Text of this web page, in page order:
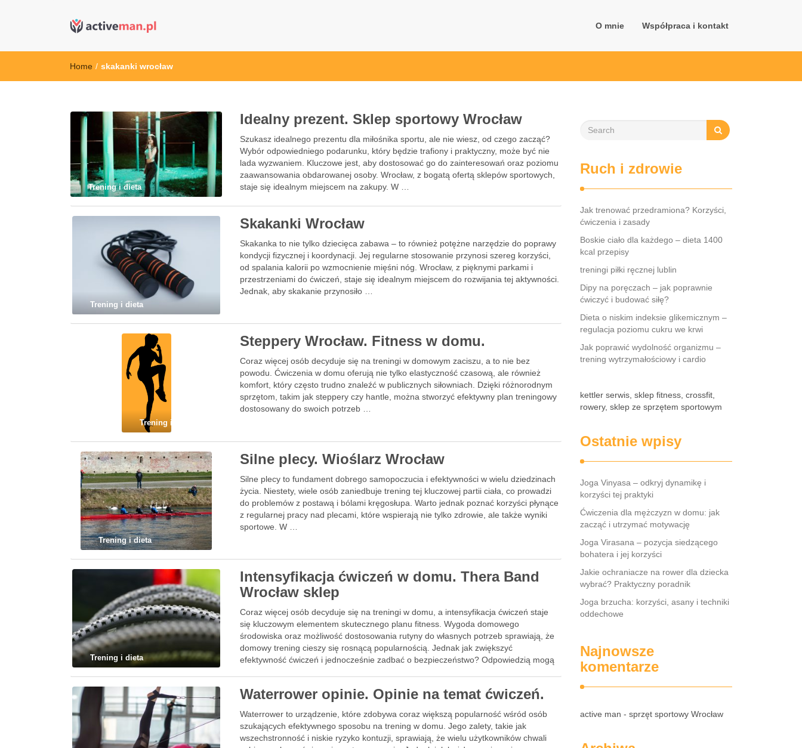
kettler serwis, sklep fitness, crossfit, rowery, sklep ze sprzętem sportowym
O mnie Współpraca i kontakt
Home / skakanki wrocław
Trening i dieta
Idealny prezent. Sklep sportowy Wrocław
Szukasz idealnego prezentu dla miłośnika sportu, ale nie wiesz, od czego zacząć?
Wybór odpowiedniego podarunku, który będzie trafiony i praktyczny, może być nie
lada wyzwaniem. Kluczowe jest, aby dostosować go do zainteresowań oraz poziomu
zaawansowania obdarowanej osoby. Wrocław, z bogatą ofertą sklepów sportowych,
staje się idealnym miejscem na zakupy. W …
Trening i dieta
Skakanki Wrocław
Skakanka to nie tylko dziecięca zabawa – to również potężne narzędzie do poprawy
kondycji fizycznej i koordynacji. Jej regularne stosowanie przynosi szereg korzyści,
od spalania kalorii po wzmocnienie mięśni nóg. Wrocław, z pięknymi parkami i
przestrzeniami do ćwiczeń, staje się idealnym miejscem do rozwijania tej aktywności.
Jednak, aby skakanie przynosiło …
Trening i dieta
Steppery Wrocław. Fitness w domu.
Coraz więcej osób decyduje się na treningi w domowym zaciszu, a to nie bez
powodu. Ćwiczenia w domu oferują nie tylko elastyczność czasową, ale również
komfort, który często trudno znaleźć w publicznych siłowniach. Dzięki różnorodnym
sprzętom, takim jak steppery czy hantle, można stworzyć efektywny plan treningowy
dostosowany do swoich potrzeb …
Trening i dieta
Silne plecy. Wioślarz Wrocław
Silne plecy to fundament dobrego samopoczucia i efektywności w wielu dziedzinach
życia. Niestety, wiele osób zaniedbuje trening tej kluczowej partii ciała, co prowadzi
do problemów z postawą i bólami kręgosłupa. Warto jednak poznać korzyści płynące
z regularnej pracy nad plecami, które wspierają nie tylko zdrowie, ale także wyniki
sportowe. W …
Trening i dieta
Intensyfikacja ćwiczeń w domu. Thera Band
Wrocław sklep
Coraz więcej osób decyduje się na treningi w domu, a intensyfikacja ćwiczeń staje
się kluczowym elementem skutecznego planu fitness. Wygoda domowego
środowiska oraz możliwość dostosowania rutyny do własnych potrzeb sprawiają, że
domowy trening cieszy się rosnącą popularnością. Jednak jak zwiększyć
efektywność ćwiczeń i jednocześnie zadbać o bezpieczeństwo? Odpowiedzią mogą
Waterrower opinie. Opinie na temat ćwiczeń.
Waterrower to urządzenie, które zdobywa coraz większą popularność wśród osób
szukających efektywnego sposobu na trening w domu. Jego zalety, takie jak
wszechstronność i niskie ryzyko kontuzji, sprawiają, że wielu użytkowników chwali
Ruch i zdrowie
Jak trenować przedramiona? Korzyści,
ćwiczenia i zasady
Boskie ciało dla każdego – dieta 1400
kcal przepisy
treningi piłki ręcznej lublin
Dipy na poręczach – jak poprawnie
ćwiczyć i budować siłę?
Dieta o niskim indeksie glikemicznym –
regulacja poziomu cukru we krwi
Jak poprawić wydolność organizmu –
trening wytrzymałościowy i cardio
kettler serwis, sklep fitness, crossfit,
rowery, sklep ze sprzętem sportowym
Ostatnie wpisy
Joga Vinyasa – odkryj dynamikę i
korzyści tej praktyki
Ćwiczenia dla mężczyzn w domu: jak
zacząć i utrzymać motywację
Joga Virasana – pozycja siedzącego
bohatera i jej korzyści
Jakie ochraniacze na rower dla dziecka
wybrać? Praktyczny poradnik
Joga brzucha: korzyści, asany i techniki
oddechowe
Najnowsze
komentarze
active man - sprzęt sportowy Wrocław